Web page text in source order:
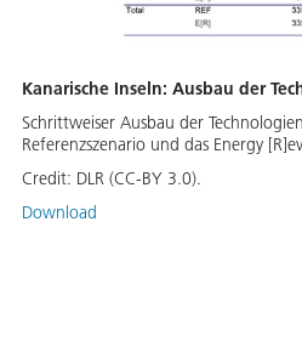
Kanarische Inseln: Ausbau der
Schrittweiser Ausbau der
Referenzszenario und das Energy
Credit: DLR (CC-BY 3.0).
Download